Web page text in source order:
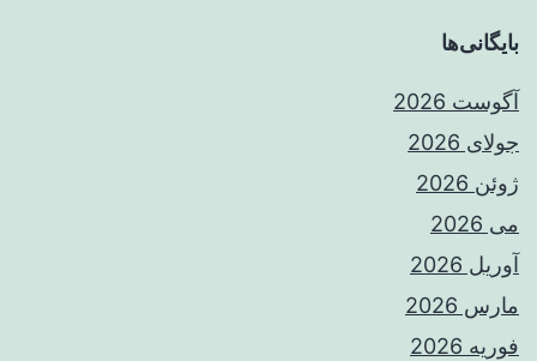
بایگانی‌ها
آگوست 2026
جولای 2026
ژوئن 2026
می 2026
آوریل 2026
مارس 2026
فوریه 2026